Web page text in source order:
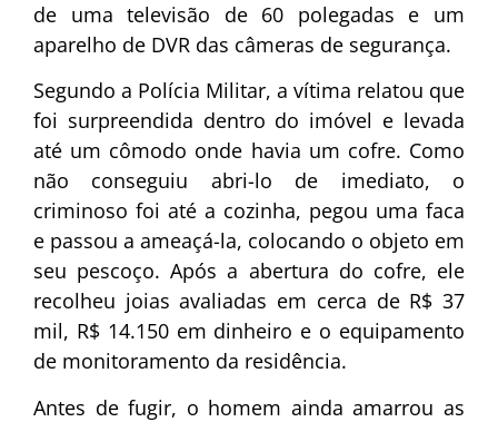
de uma televisão de 60 polegadas e um
aparelho de DVR das câmeras de segurança.
Segundo a Polícia Militar, a vítima relatou que
foi surpreendida dentro do imóvel e levada
até um cômodo onde havia um cofre. Como
não conseguiu abri-lo de imediato, o
criminoso foi até a cozinha, pegou uma faca
e passou a ameaçá-la, colocando o objeto em
seu pescoço. Após a abertura do cofre, ele
recolheu joias avaliadas em cerca de R$ 37
mil, R$ 14.150 em dinheiro e o equipamento
de monitoramento da residência.
Antes de fugir, o homem ainda amarrou as